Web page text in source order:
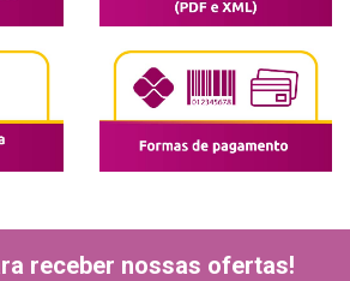
receber nossas ofertas!